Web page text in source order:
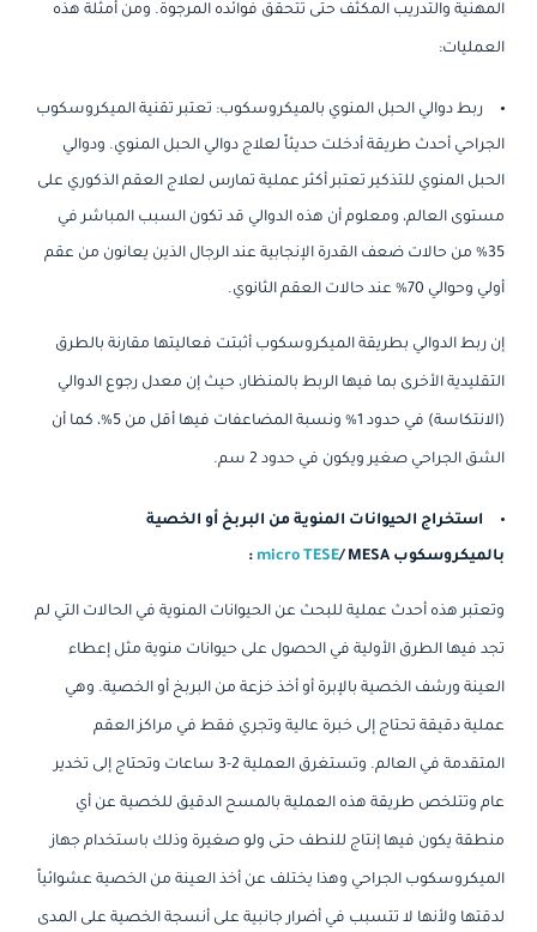
المهنية والتدريب المكثف حتى تتحقق فوائده المرجوة. ومن أمثلة هذه
العمليات:
ربط دوالي الحبل المنوي بالميكروسكوب: تعتبر تقنية الميكروسكوب
الجراحي أحدث طريقة أدخلت حديثاً لعلاج دوالي الحبل المنوي. ودوالي
الحبل المنوي للتذكير تعتبر أكثر عملية تمارس لعلاج العقم الذكوري على
مستوى العالم، ومعلوم أن هذه الدوالي قد تكون السبب المباشر في
35% من حالات ضعف القدرة الإنجابية عند الرجال الذين يعانون من عقم
أولي وحوالي 70% عند حالات العقم الثانوي.
إن ربط الدوالي بطريقة الميكروسكوب أثبتت فعاليتها مقارنة بالطرق
التقليدية الأخرى بما فيها الربط بالمنظار، حيث إن معدل رجوع الدوالي
(الانتكاسة) في حدود 1% ونسبة المضاعفات فيها أقل من 5%، كما أن
الشق الجراحي صغير ويكون في حدود 2 سم.
استخراج الحيوانات المنوية من البربخ أو الخصية
بالميكروسكوب micro TESE/ MESA :
وتعتبر هذه أحدث عملية للبحث عن الحيوانات المنوية في الحالات التي لم
تجد فيها الطرق الأولية في الحصول على حيوانات منوية مثل إعطاء
العينة ورشف الخصية بالإبرة أو أخذ خزعة من البربخ أو الخصية. وهي
عملية دقيقة تحتاج إلى خبرة عالية وتجري فقط في مراكز العقم
المتقدمة في العالم. وتستغرق العملية 2-3 ساعات وتحتاج إلى تخدير
عام وتتلخص طريقة هذه العملية بالمسح الدقيق للخصية عن أي
منطقة يكون فيها إنتاج للنطف حتى ولو صغيرة وذلك باستخدام جهاز
الميكروسكوب الجراحي وهذا يختلف عن أخذ العينة من الخصية عشوائياً
لدقتها ولأنها لا تتسبب في أضرار جانبية على أنسجة الخصية على المدى